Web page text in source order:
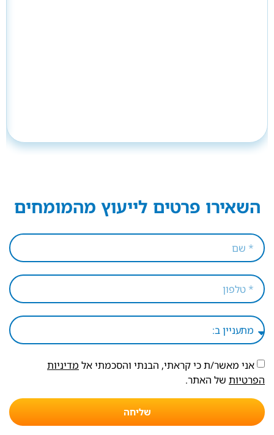
השאירו פרטים לייעוץ מהמומחים
אני מאשר/ת כי קראתי, הבנתי והסכמתי אל מדיניות
הפרטיות של האתר.
שליחה